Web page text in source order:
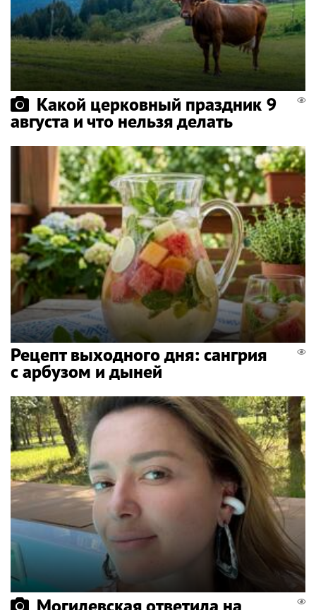
Какой церковный праздник 9
августа и что нельзя делать
Рецепт выходного дня: сангрия
с арбузом и дыней